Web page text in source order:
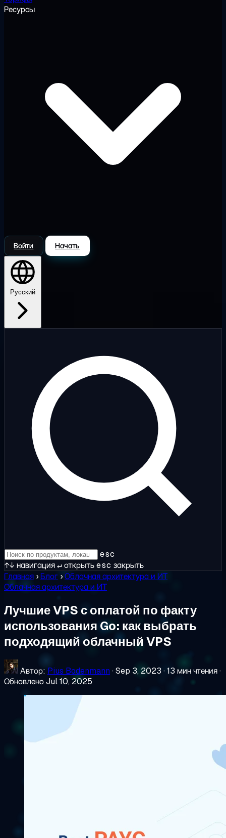
Ресурсы
Войти Начать
Русский
esc
↑↓ навигация↵открытьesc закрыть
Главная ›Блог ›Облачная архитектура и ИТ
Облачная архитектура и ИТ
Лучшие VPS с оплатой по факту
использования Go: как выбрать
подходящий облачный VPS
Автор: Pius Bodenmann ·Sep 3, 2023 ·13 мин чтения·
Обновлено Jul 10, 2025